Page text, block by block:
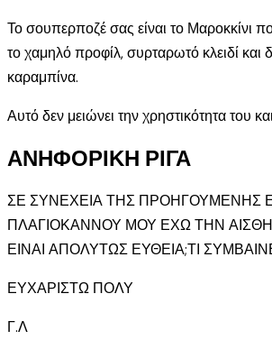
Το σουπερποζέ σας είναι το Μαροκκίνι
το χαμηλό προφίλ, συρταρωτό κλειδί και
καραμπίνα.
Αυτό δεν μειώνει την χρηστικότητα του
ΑΝΗΦΟΡΙΚΗ ΡΙΓΑ
ΣΕ ΣΥΝΕΧΕΙΑ ΤΗΣ ΠΡΟΗΓΟΥΜΕΝΗΣ
ΠΛΑΓΙΟΚΑΝΝΟΥ ΜΟΥ ΕΧΩ ΤΗΝ
ΕΙΝΑΙ ΑΠΟΛΥΤΩΣ ΕΥΘΕΙΑ;ΤΙ
ΕΥΧΑΡΙΣΤΩ ΠΟΛΥ
Γ.Λ